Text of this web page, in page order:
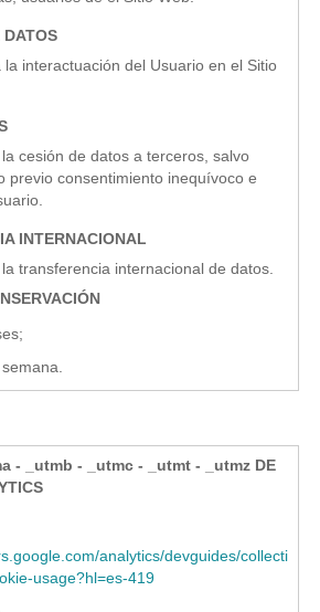
DATOS
la interactuación del Usuario en el Sitio
cesión de datos a terceros, salvo
previo consentimiento inequívoco e
INTERNACIONAL
transferencia internacional de datos.
- _utmb - _utmc - _utmt - _utmz DE
analytics/devguides/collecti
usage?hl=es-419